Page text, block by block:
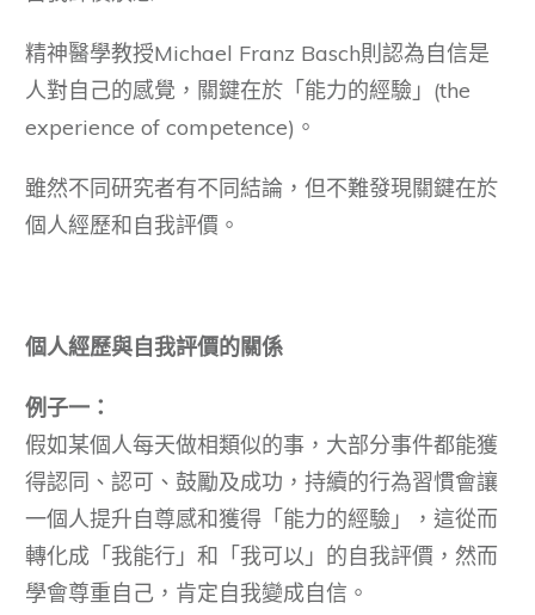
精神醫學教授Michael Franz Basch則認為自信是
人對自己的感覺，關鍵在於「能力的經驗」(the
experience of competence)。
雖然不同研究者有不同結論，但不難發現關鍵在於
個人經歷和自我評價。
個人經歷與自我評價的關係
例子一：
假如某個人每天做相類似的事，大部分事件都能獲
得認同、認可、鼓勵及成功，持續的行為習慣會讓
一個人提升自尊感和獲得「能力的經驗」，這從而
轉化成「我能行」和「我可以」的自我評價，然而
學會尊重自己，肯定自我變成自信。